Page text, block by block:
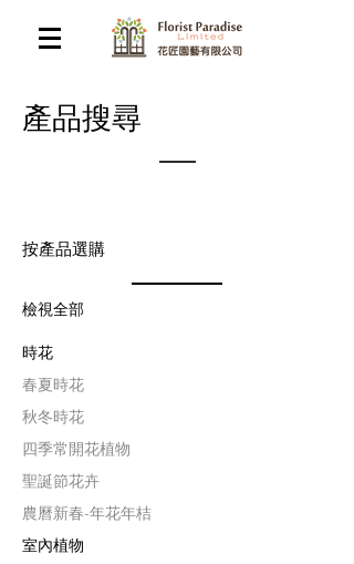
​產品搜尋
按產品選購
檢視全部
時花
​春夏時花
​秋冬時花
四季常開花植物
聖誕節花卉
農曆新春-年花年桔
室內植物